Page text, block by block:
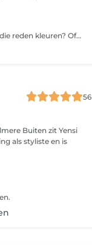
Wordt je inmiddels grijs en wil je je haar om die reden kleuren? Of ben je juist toe aan een nieuwe hippe kleur? Bij het kleuren van je haar zal de specialist door middel van diverse technieken jouw perfecte look creëeren. In combinatie met een knipbeurt is jouw coupe weer helemaal compleet!
56
als styliste en is